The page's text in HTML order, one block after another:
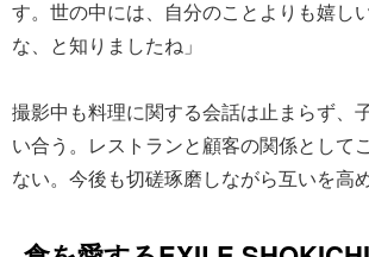
す。世の中には、自分のことよりも嬉し
な、と知りましたね」
撮影中も料理に関する会話は止まらず、
い合う。レストランと顧客の関係として
ない。今後も切磋琢磨しながら互いを高